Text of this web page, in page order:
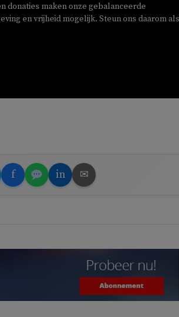
donaties maken onze gebalanceerde
en vrijheid mogelijk. Steun ons daarom
f in ✉